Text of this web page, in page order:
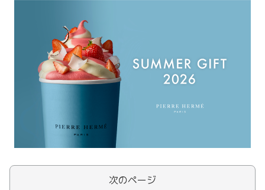
次のページ